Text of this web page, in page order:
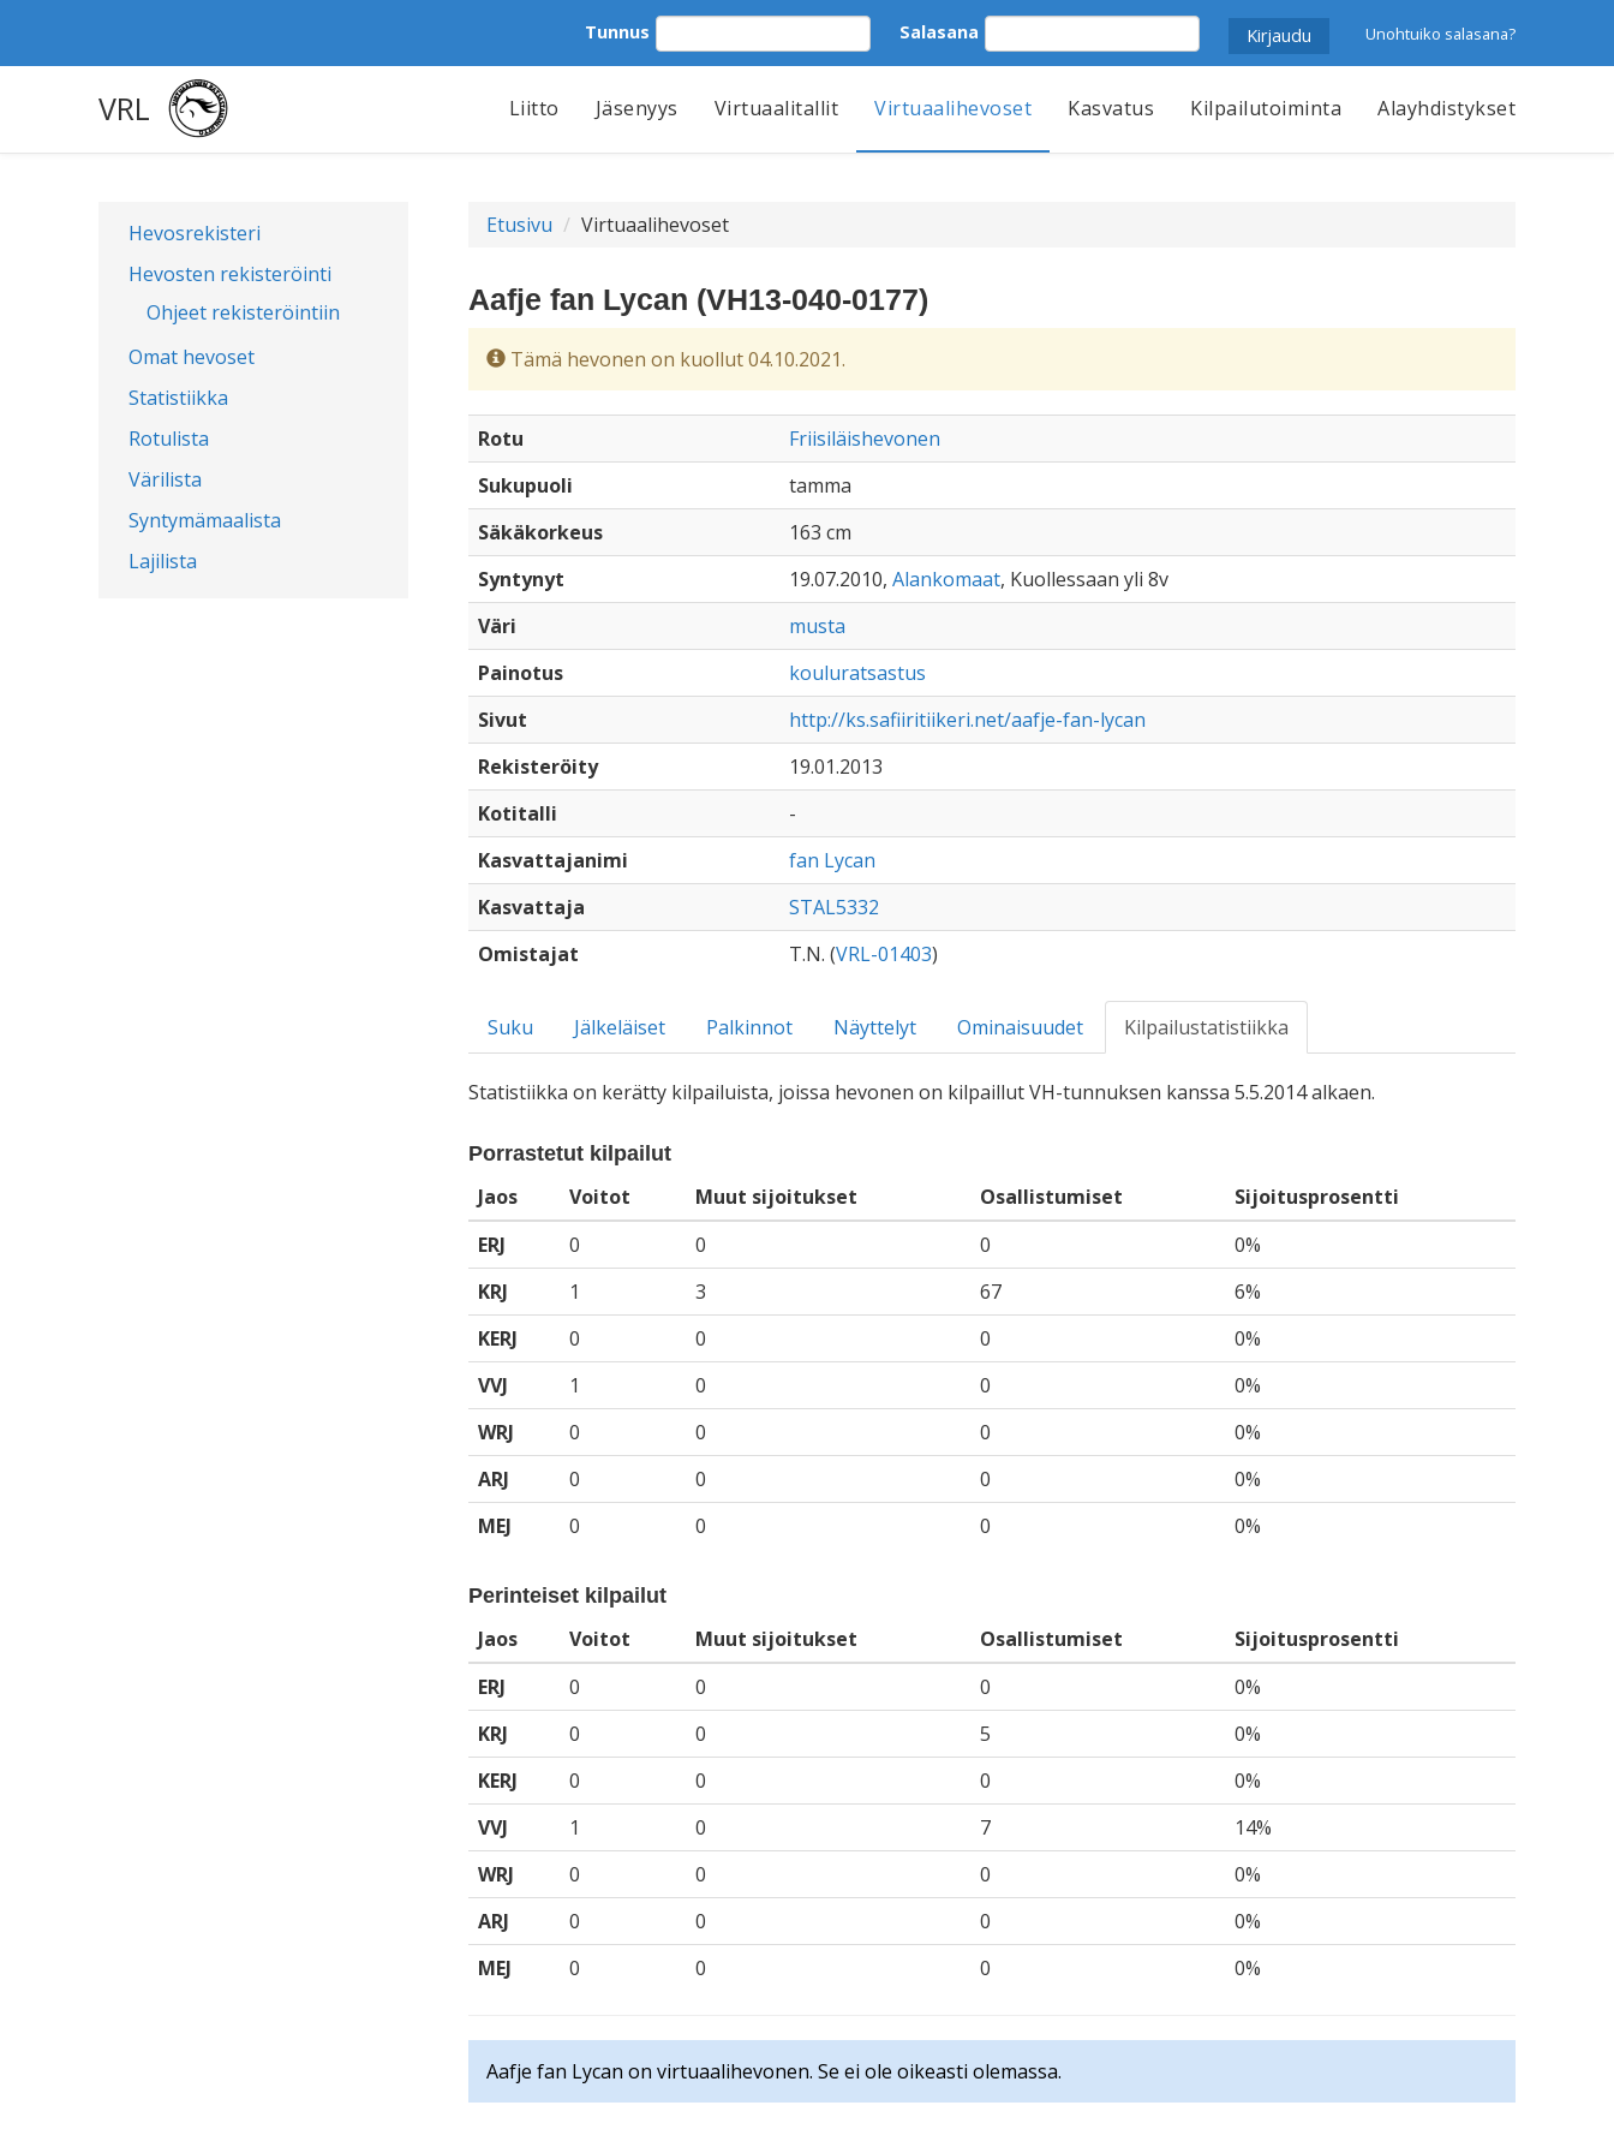
Tunnus Salasana Unohtuiko salasana?
VRL Liitto Jäsenyys Virtuaalitallit Virtuaalihevoset Kasvatus Kilpailutoiminta Alayhdistykset
Hevosrekisteri
Hevosten rekisteröinti
Ohjeet rekisteröintiin
Omat hevoset
Statistiikka
Rotulista
Värilista
Syntymämaalista
Lajilista
Etusivu Virtuaalihevoset
Aafje fan Lycan (VH13-040-0177)
Tämä hevonen on kuollut 04.10.2021.
Rotu
Friisiläishevonen
Sukupuoli
tamma
Säkäkorkeus
163 cm
Syntynyt
19.07.2010, Alankomaat, Kuollessaan yli 8v
Väri
musta
Painotus
kouluratsastus
Sivut
http://ks.safiiritiikeri.net/aafje-fan-lycan
Rekisteröity
19.01.2013
Kotitalli
-
Kasvattajanimi
fan Lycan
Kasvattaja
STAL5332
Omistajat
T.N. (VRL-01403)
Suku Jälkeläiset Palkinnot Näyttelyt Ominaisuudet Kilpailustatistiikka
Statistiikka on kerätty kilpailuista, joissa hevonen on kilpaillut VH-tunnuksen kanssa 5.5.2014 alkaen.
Porrastetut kilpailut
Jaos Voitot Muut sijoitukset Osallistumiset
Sijoitusprosentti
ERJ
0 0 0
0%
KRJ
1 3 67
6%
KERJ
0 0 0
0%
VVJ
1 0 0
0%
WRJ
0 0 0
0%
ARJ
0 0 0
0%
MEJ
0 0 0 0%
Perinteiset kilpailut
Jaos Voitot Muut sijoitukset Osallistumiset
Sijoitusprosentti
ERJ
0 0 0
0%
KRJ
0 0 5
0%
KERJ
0 0 0
0%
VVJ
1 0 7
14%
WRJ
0 0 0
0%
ARJ
0 0 0
0%
MEJ
0 0 0 0%
Aafje fan Lycan on virtuaalihevonen. Se ei ole oikeasti olemassa.